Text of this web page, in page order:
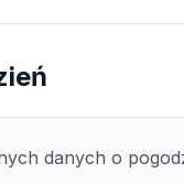
danych o